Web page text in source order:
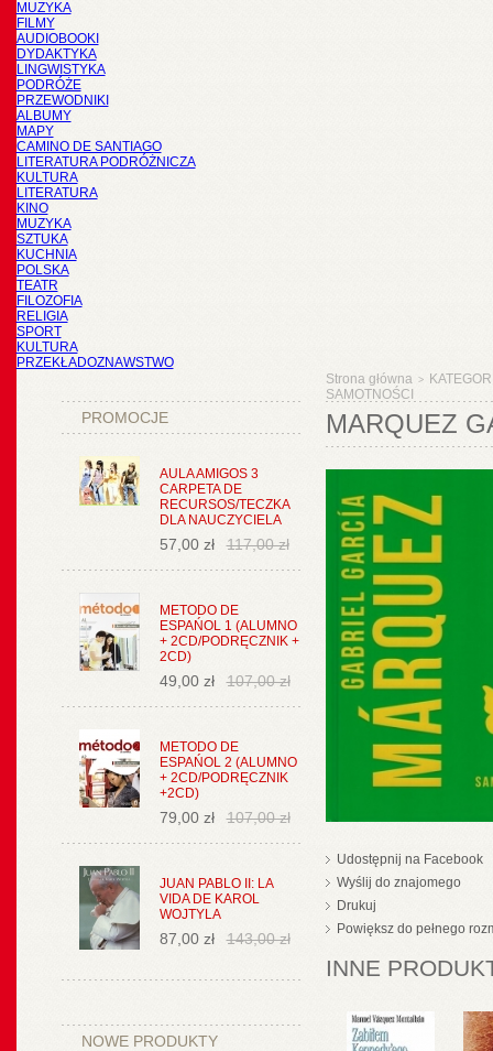
MUZYKA
FILMY
AUDIOBOOKI
DYDAKTYKA
LINGWISTYKA
PODRÓŻE
PRZEWODNIKI
ALBUMY
MAPY
CAMINO DE SANTIAGO
LITERATURA PODRÓŻNICZA
KULTURA
LITERATURA
KINO
MUZYKA
SZTUKA
KUCHNIA
POLSKA
TEATR
FILOZOFIA
RELIGIA
SPORT
KULTURA
PRZEKŁADOZNAWSTWO
PROMOCJE
AULA AMIGOS 3
CARPETA DE
RECURSOS/TECZKA
DLA NAUCZYCIELA
57,00 zł 117,00 zł
METODO DE
ESPAŃOL 1 (ALUMNO
+ 2CD/PODRĘCZNIK +
2CD)
49,00 zł 107,00 zł
METODO DE
ESPAŃOL 2 (ALUMNO
+ 2CD/PODRĘCZNIK
+2CD)
79,00 zł 107,00 zł
JUAN PABLO II: LA
VIDA DE KAROL
WOJTYLA
87,00 zł 143,00 zł
NOWE PRODUKTY
Strona główna >
SAMOTNOŚCI
MARQUEZ
Udostępnij na Facebook
Wyślij do znajomego
Drukuj
Powiększ do pełnego
INNE